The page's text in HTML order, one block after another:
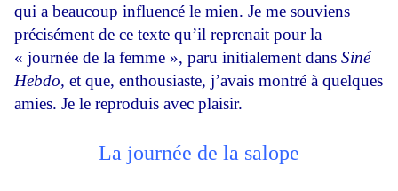
qui a beaucoup influencé le mien. Je me souviens
précisément de ce texte qu’il reprenait pour la
« journée de la femme », paru initialement dans Siné
Hebdo, et que, enthousiaste, j’avais montré à quelques
amies. Je le reproduis avec plaisir.
La journée de la salope